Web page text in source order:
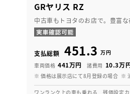
GRヤリス RZ
中古車もトヨタのお店で。豊富な
支払総額 451.3 万円
車両価格 441万円 諸費用 10.3万
※ 価格は展示店にて8月登録の場合 ※
ワンランク上の車も乗れる 残価設定カ